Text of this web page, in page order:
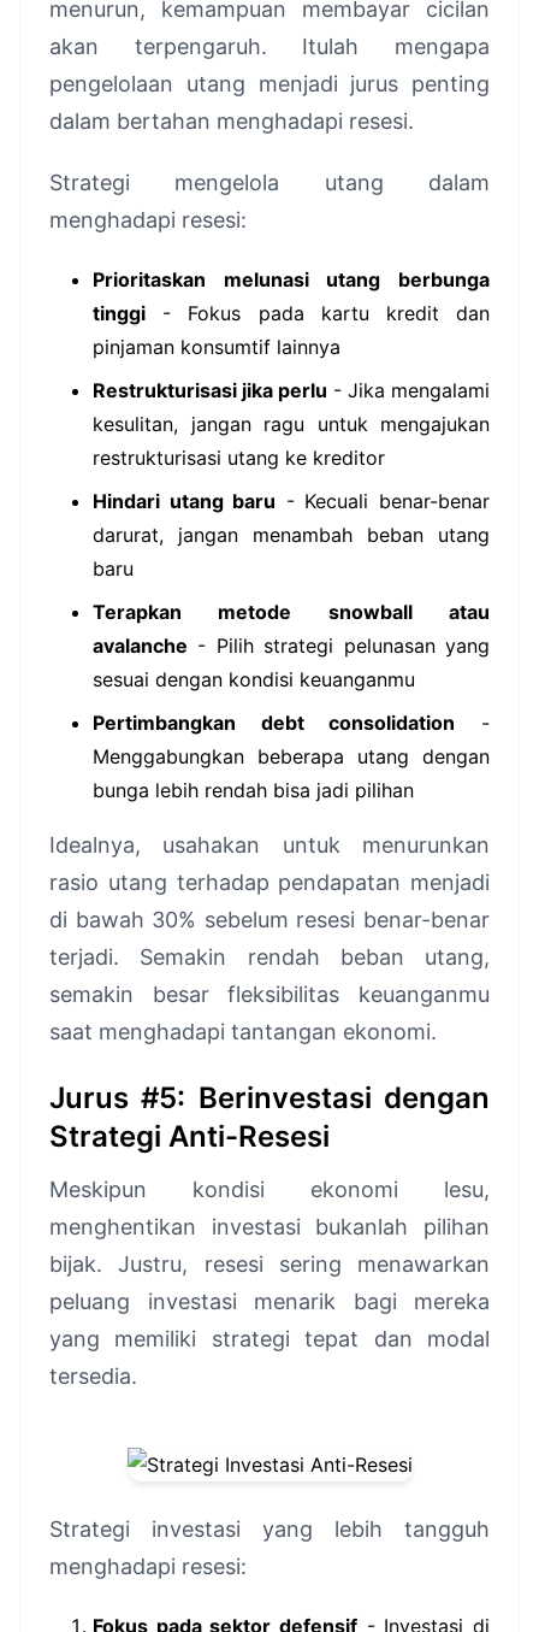
menurun, kemampuan membayar cicilan
akan terpengaruh. Itulah mengapa
pengelolaan utang menjadi jurus penting
dalam bertahan menghadapi resesi.
Strategi mengelola utang dalam
menghadapi resesi:
Prioritaskan melunasi utang berbunga
tinggi - Fokus pada kartu kredit dan
pinjaman konsumtif lainnya
Restrukturisasi jika perlu - Jika mengalami
kesulitan, jangan ragu untuk mengajukan
restrukturisasi utang ke kreditor
Hindari utang baru - Kecuali benar-benar
darurat, jangan menambah beban utang
baru
Terapkan metode snowball atau
avalanche - Pilih strategi pelunasan yang
sesuai dengan kondisi keuanganmu
Pertimbangkan debt consolidation -
Menggabungkan beberapa utang dengan
bunga lebih rendah bisa jadi pilihan
Idealnya, usahakan untuk menurunkan
rasio utang terhadap pendapatan menjadi
di bawah 30% sebelum resesi benar-benar
terjadi. Semakin rendah beban utang,
semakin besar fleksibilitas keuanganmu
saat menghadapi tantangan ekonomi.
Jurus #5: Berinvestasi dengan
Strategi Anti-Resesi
Meskipun kondisi ekonomi lesu,
menghentikan investasi bukanlah pilihan
bijak. Justru, resesi sering menawarkan
peluang investasi menarik bagi mereka
yang memiliki strategi tepat dan modal
tersedia.
Strategi investasi yang lebih tangguh
menghadapi resesi:
Fokus pada sektor defensif - Investasi di